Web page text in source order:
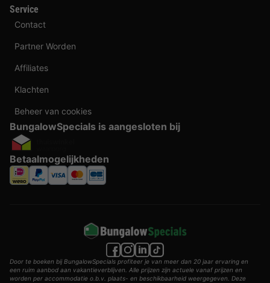
Service
Contact
Partner Worden
Affiliates
Klachten
Beheer van cookies
BungalowSpecials is aangesloten bij
Betaalmogelijkheden
Door te boeken bij BungalowSpecials profiteer je van meer dan 20 jaar ervaring en
een ruim aanbod aan vakantieverblijven. Alle prijzen zijn actuele vanaf prijzen en
worden per accommodatie o.b.v. plaats- en beschikbaarheid weergegeven. Deze